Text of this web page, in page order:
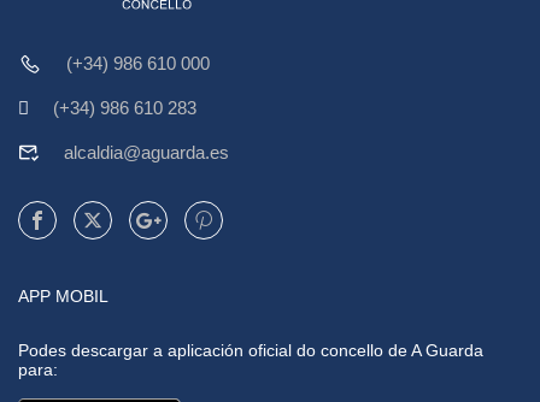
(+34) 986 610 000
(+34) 986 610 283
alcaldia@aguarda.es
APP MOBIL
Podes descargar a aplicación oficial do concello de A Guarda
para: